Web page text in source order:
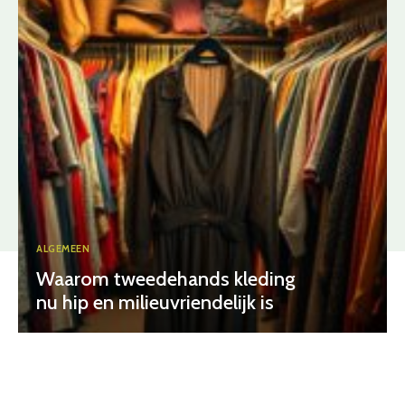
ALGEMEEN
Waarom tweedehands kleding
nu hip en milieuvriendelijk is